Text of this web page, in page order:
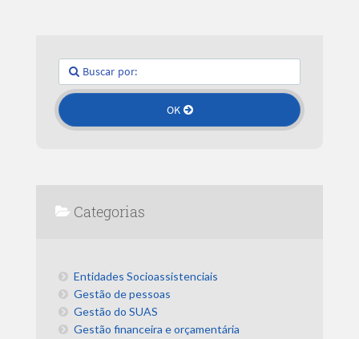
Categorias
Entidades Socioassistenciais
Gestão de pessoas
Gestão do SUAS
Gestão financeira e orçamentária